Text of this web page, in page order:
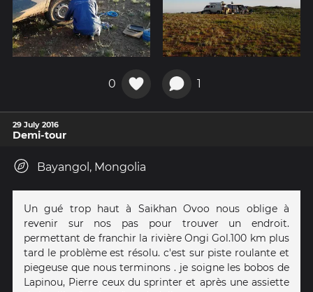
0 1
29 July 2016
Demi-tour
Bayangol, Mongolia
Un gué trop haut à Saikhan Ovoo nous oblige à
revenir sur nos pas pour trouver un endroit.
permettant de franchir la rivière Ongi Gol.100 km plus
tard le problème est résolu. c'est sur piste roulante et
piegeuse que nous terminons . je soigne les bobos de
Lapinou, Pierre ceux du sprinter et après une assiette